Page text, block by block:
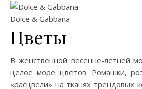
Dolce & Gabbana
Цветы
В женственной весенне-летней
целое море цветов. Ромашки,
«расцвели» на тканях трендовых